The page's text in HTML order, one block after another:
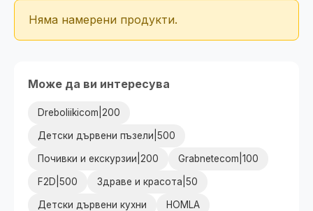
Няма намерени продукти.
Може да ви интересува
Dreboliikicom|200
Детски дървени пъзели|500
Почивки и екскурзии|200 Grabnetecom|100
F2D|500 Здраве и красота|50
Детски дървени кухни HOMLA